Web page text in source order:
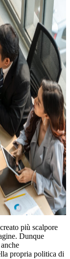
più scalpore
Dunque
propria politica di